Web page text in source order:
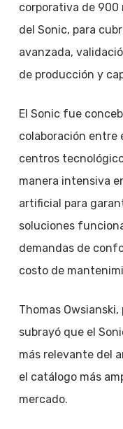
corporativa de 900
del Sonic, para
avanzada,
de producción y
El Sonic fue
colaboración entre
centros
manera intensiva
artificial para
soluciones
demandas de
costo de
Thomas
subrayó que el
más relevante del
el catálogo más
mercado.